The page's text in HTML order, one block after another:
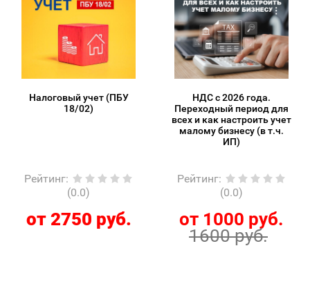
Налоговый учет (ПБУ
18/02)
Рейтинг:
(0.0)
от 2750 руб.
НДС с 2026 года.
Переходный период для
всех и как настроить учет
малому бизнесу (в т.ч.
ИП)
Рейтинг:
(0.0)
от 1000 руб.
1600 руб.